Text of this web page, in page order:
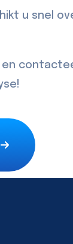
u snel